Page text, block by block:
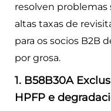
resolven problemas
altas taxas de
para os socios B2B
por grosa.
1. B58B30A
HPFP e